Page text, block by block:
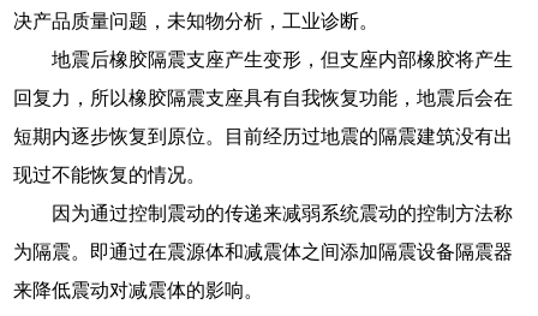
决产品质量问题，未知物分析，工业诊断。
地震后橡胶隔震支座产生变形，但支座内部橡胶将产生
回复力，所以橡胶隔震支座具有自我恢复功能，地震后会在
短期内逐步恢复到原位。目前经历过地震的隔震建筑没有出
现过不能恢复的情况。
因为通过控制震动的传递来减弱系统震动的控制方法称
为隔震。即通过在震源体和减震体之间添加隔震设备隔震器
来降低震动对减震体的影响。